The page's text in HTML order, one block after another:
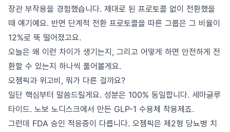
장관 부작용을 경험했습니다. 제대로 된 프로토콜 없이 전환했을
때 얘기예요. 반면 단계적 전환 프로토콜을 따른 그룹은 그 비율이
12%로 뚝 떨어졌고요.
오늘은 왜 이런 차이가 생기는지, 그리고 어떻게 하면 안전하게 전
환할 수 있는지 하나씩 풀어볼게요.
오젬픽과 위고비, 뭐가 다른 걸까요?
일단 핵심부터 말씀드릴게요. 성분은 100% 동일합니다. 세마글루
타이드. 노보 노디스크에서 만든 GLP-1 수용체 작용제죠.
그런데 FDA 승인 적응증이 다릅니다. 오젬픽은 제2형 당뇨병 치